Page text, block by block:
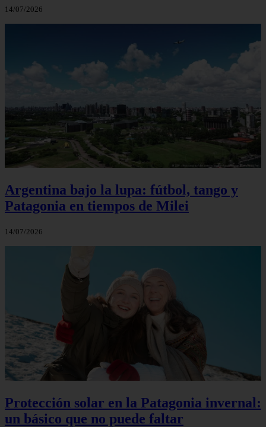
14/07/2026
Argentina bajo la lupa: fútbol, tango y
Patagonia en tiempos de Milei
14/07/2026
Protección solar en la Patagonia invernal:
un básico que no puede faltar